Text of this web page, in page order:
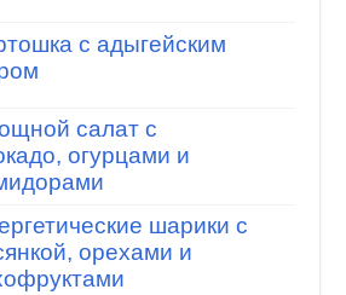
с адыгейским
салат с
огурцами и
шарики с
орехами и